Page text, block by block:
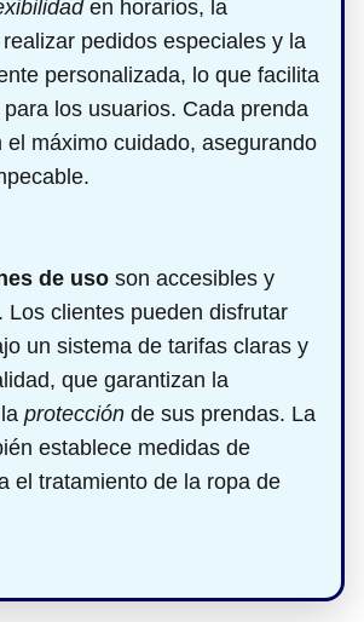
en horarios, la
pedidos especiales y la
personalizada, lo que facilita
para los usuarios. Cada prenda
el máximo cuidado, asegurando
de uso son accesibles y
Los clientes pueden disfrutar
un sistema de tarifas claras y
que garantizan la
protección de sus prendas. La
establece medidas de
el tratamiento de la ropa de